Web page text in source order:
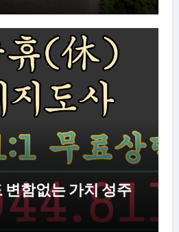
변함없는 가치 성주